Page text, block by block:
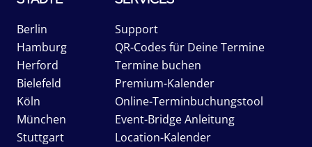
Berlin
Hamburg
Herford
Bielefeld
Köln
München
Stuttgart
Support
QR-Codes für Deine Termine
Termine buchen
Premium-Kalender
Online-Terminbuchungstool
Event-Bridge Anleitung
Location-Kalender